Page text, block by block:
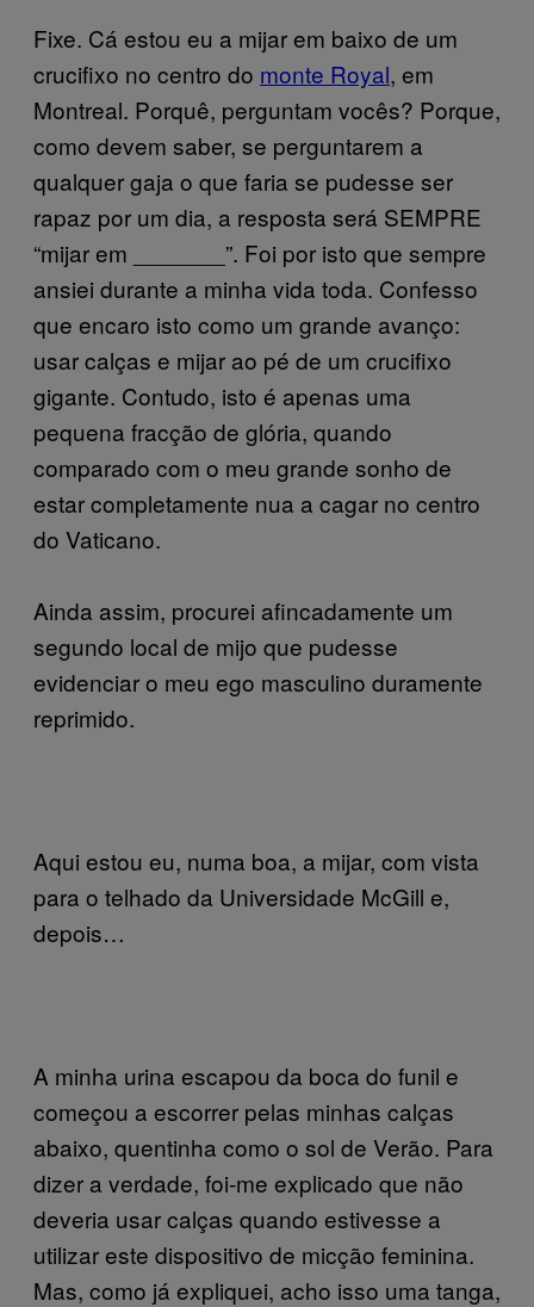
Fixe. Cá estou eu a mijar em baixo de um
crucifixo no centro do monte Royal, em
Montreal. Porquê, perguntam vocês? Porque,
como devem saber, se perguntarem a
qualquer gaja o que faria se pudesse ser
rapaz por um dia, a resposta será SEMPRE
“mijar em _______”. Foi por isto que sempre
ansiei durante a minha vida toda. Confesso
que encaro isto como um grande avanço:
usar calças e mijar ao pé de um crucifixo
gigante. Contudo, isto é apenas uma
pequena fracção de glória, quando
comparado com o meu grande sonho de
estar completamente nua a cagar no centro
do Vaticano.
Ainda assim, procurei afincadamente um
segundo local de mijo que pudesse
evidenciar o meu ego masculino duramente
reprimido.
Aqui estou eu, numa boa, a mijar, com vista
para o telhado da Universidade McGill e,
depois…
A minha urina escapou da boca do funil e
começou a escorrer pelas minhas calças
abaixo, quentinha como o sol de Verão. Para
dizer a verdade, foi-me explicado que não
deveria usar calças quando estivesse a
utilizar este dispositivo de micção feminina.
Mas, como já expliquei, acho isso uma tanga,